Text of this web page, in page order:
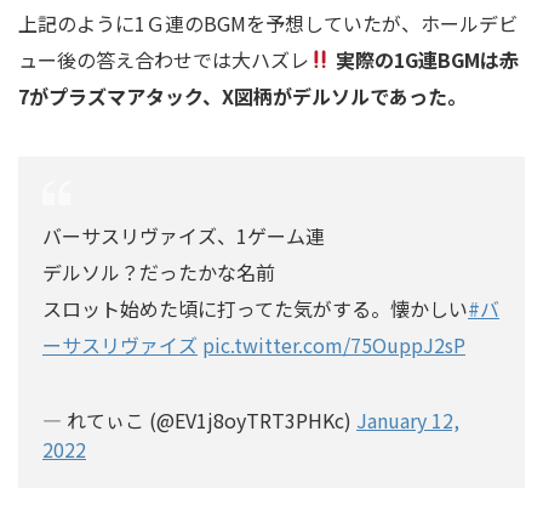
上記のように1Ｇ連のBGMを予想していたが、ホールデビ
ュー後の答え合わせでは大ハズレ
実際の1G連BGMは赤
7がプラズマアタック、X図柄がデルソルであった。
バーサスリヴァイズ、1ゲーム連
デルソル？だったかな名前
スロット始めた頃に打ってた気がする。懐かしい#バ
ーサスリヴァイズ pic.twitter.com/75OuppJ2sP
— れてぃこ (@EV1j8oyTRT3PHKc) January 12,
2022